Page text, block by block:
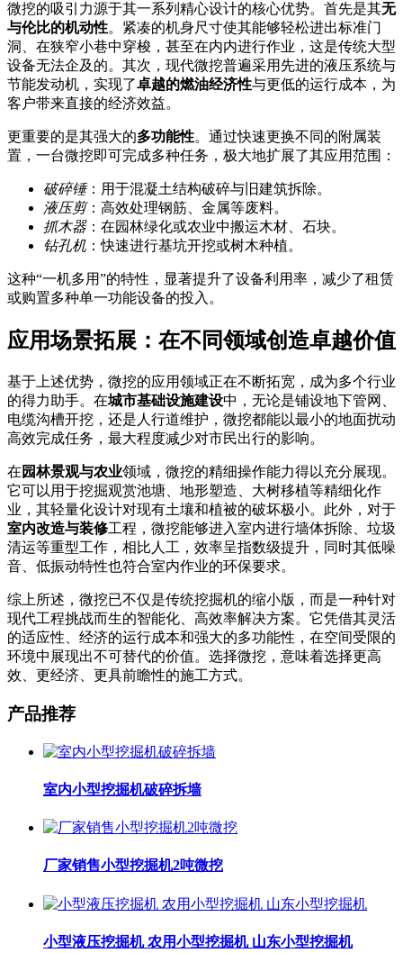
微挖的吸引力源于其一系列精心设计的核心优势。首先是其无
与伦比的机动性。紧凑的机身尺寸使其能够轻松进出标准门
洞、在狭窄小巷中穿梭，甚至在内内进行作业，这是传统大型
设备无法企及的。其次，现代微挖普遍采用先进的液压系统与
节能发动机，实现了卓越的燃油经济性与更低的运行成本，为
客户带来直接的经济效益。
更重要的是其强大的多功能性。通过快速更换不同的附属装
置，一台微挖即可完成多种任务，极大地扩展了其应用范围：
破碎锤：用于混凝土结构破碎与旧建筑拆除。
液压剪：高效处理钢筋、金属等废料。
抓木器：在园林绿化或农业中搬运木材、石块。
钻孔机 ：快速进行基坑开挖或树木种植。
这种“一机多用”的特性，显著提升了设备利用率，减少了租赁
或购置多种单一功能设备的投入。
应用场景拓展：在不同领域创造卓越价值
基于上述优势，微挖的应用领域正在不断拓宽，成为多个行业
的得力助手。在城市基础设施建设中，无论是铺设地下管网、
电缆沟槽开挖，还是人行道维护，微挖都能以最小的地面扰动
高效完成任务，最大程度减少对市民出行的影响。
在 园林景观与农业领域，微挖的精细操作能力得以充分展现。
它可以用于挖掘观赏池塘、地形塑造、大树移植等精细化作
业，其轻量化设计对现有土壤和植被的破坏极小。此外，对于
室内改造与装修工程，微挖能够进入室内进行墙体拆除、垃圾
清运等重型工作，相比人工，效率呈指数级提升，同时其低噪
音、低振动特性也符合室内作业的环保要求。
综上所述，微挖已不仅是传统挖掘机的缩小版，而是一种针对
现代工程挑战而生的智能化、高效率解决方案。它凭借其灵活
的适应性、经济的运行成本和强大的多功能性，在空间受限的
环境中展现出不可替代的价值。选择微挖，意味着选择更高
效、更经济、更具前瞻性的施工方式。
产品推荐
室内小型挖掘机破碎拆墙
厂家销售小型挖掘机2吨微挖
小型液压挖掘机 农用小型挖掘机 山东小型挖掘机